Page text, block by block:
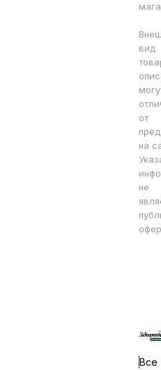
вид
от
на
не
Все